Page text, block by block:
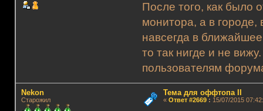
После того, как было
монитора, а в
навсегда в
то так нигде и не
пользователям
Nekon
Старожил
Тема для оффтопа II
« Ответ #2669: 15/07/2015